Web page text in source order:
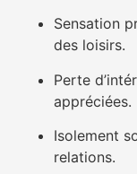
Sensation
des loisirs.
Perte
appréciées.
Isolement
relations.